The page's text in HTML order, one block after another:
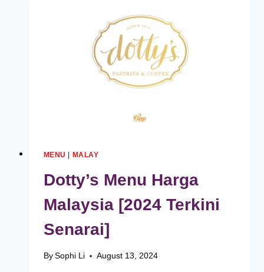
TERKINI
SENARAI]
MENU MALAY
Dotty’s Menu Harga
Malaysia [2024 Terkini
Senarai]
By Sophi Li August 13, 2024